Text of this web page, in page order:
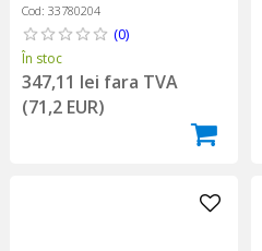
Cod: 33780204
(0)
În stoc
347,11 lei fara TVA
(71,2 EUR)